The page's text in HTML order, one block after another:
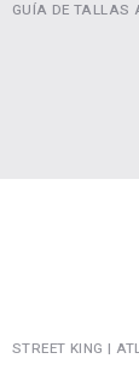
GUÍA DE TALLAS
STREET KING |